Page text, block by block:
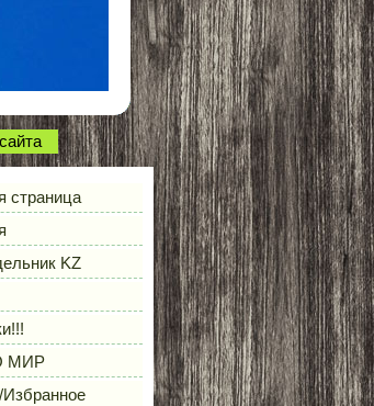
страница
KZ
МИР
Избранное